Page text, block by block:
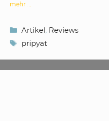
mehr …
Kategorien
Artikel, Reviews
Schlagwörter
pripyat